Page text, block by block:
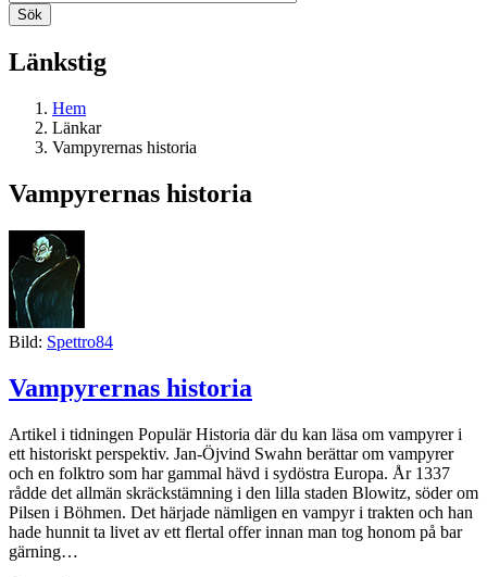
Länkstig
Hem
Länkar
Vampyrernas historia
Vampyrernas historia
Bild: Spettro84
Vampyrernas historia
Artikel i tidningen Populär Historia där du kan läsa om vampyrer i
ett historiskt perspektiv. Jan-Öjvind Swahn berättar om vampyrer
och en folktro som har gammal hävd i sydöstra Europa. År 1337
rådde det allmän skräckstämning i den lilla staden Blowitz, söder om
Pilsen i Böhmen. Det härjade nämligen en vampyr i trakten och han
hade hunnit ta livet av ett flertal offer innan man tog honom på bar
gärning…